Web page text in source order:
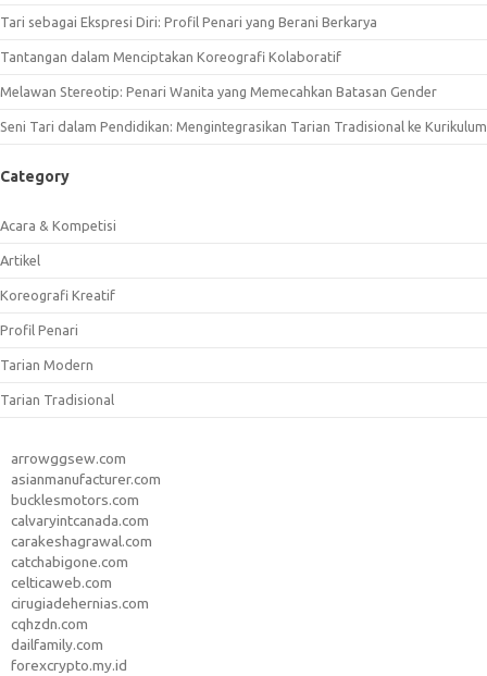
Tari sebagai Ekspresi Diri: Profil Penari yang Berani Berkarya
Tantangan dalam Menciptakan Koreografi Kolaboratif
Melawan Stereotip: Penari Wanita yang Memecahkan Batasan Gender
Seni Tari dalam Pendidikan: Mengintegrasikan Tarian Tradisional ke Kurikulum
Category
Acara & Kompetisi
Artikel
Koreografi Kreatif
Profil Penari
Tarian Modern
Tarian Tradisional
arrowggsew.com
asianmanufacturer.com
bucklesmotors.com
calvaryintcanada.com
carakeshagrawal.com
catchabigone.com
celticaweb.com
cirugiadehernias.com
cqhzdn.com
dailfamily.com
forexcrypto.my.id